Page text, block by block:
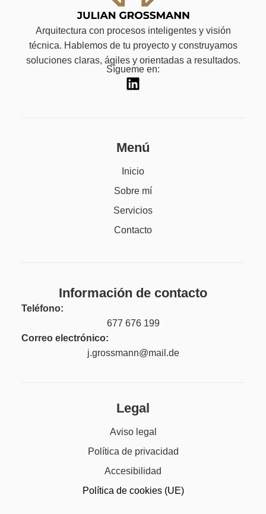
Arquitectura con procesos inteligentes y visión
técnica. Hablemos de tu proyecto y construyamos
soluciones claras, ágiles y orientadas a resultados.
Sígueme en:
Menú
Inicio
Sobre mí
Servicios
Contacto
Información de contacto
Teléfono:
677 676 199
Correo electrónico:
j.grossmann@mail.de
Legal
Aviso legal
Política de privacidad
Accesibilidad
Política de cookies (UE)